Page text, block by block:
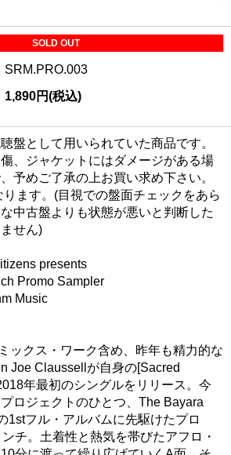
SOLD OUT
SRM.PRO.003
1,890円(税込)
盤として用いられていた商品です。
、ジャケットにはダメージがある場
予めご了承の上お買い求め下さい。
ます。(目視での盤面チェックをあら
中古盤よりも状態が悪いと判断した
せん)
presents
Promo Sampler
Music
ックス・ワーク含め、昨年も精力的な
Joe Claussellが自身の[Sacred
年最初のシングルをリリース。今
ロジェクトのひとつ、The Bayara
1stフル・アルバムに先駆けたプロ
チ。土着性と熱気を帯びたアフロ・